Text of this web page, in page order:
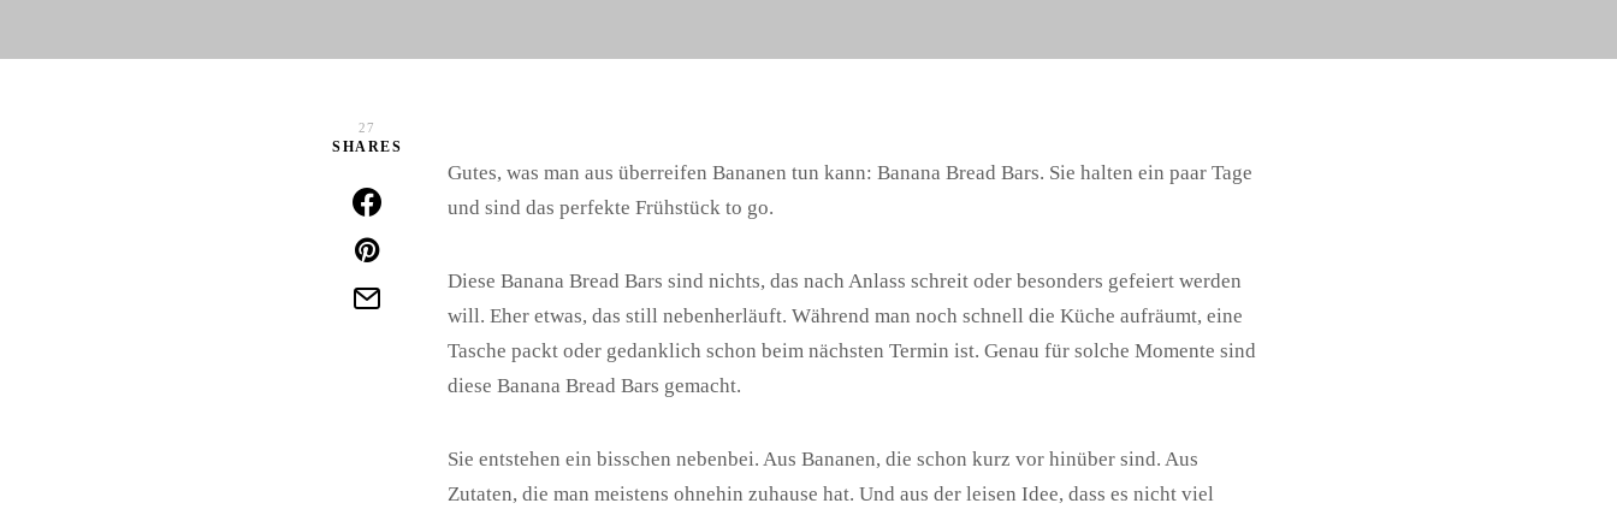
27
SHARES
Gutes, was man aus überreifen Bananen tun kann: Banana Bread Bars. Sie halten ein paar Tage
und sind das perfekte Frühstück to go.
Diese Banana Bread Bars sind nichts, das nach Anlass schreit oder besonders gefeiert werden
will. Eher etwas, das still nebenherläuft. Während man noch schnell die Küche aufräumt, eine
Tasche packt oder gedanklich schon beim nächsten Termin ist. Genau für solche Momente sind
diese Banana Bread Bars gemacht.
Sie entstehen ein bisschen nebenbei. Aus Bananen, die schon kurz vor hinüber sind. Aus
Zutaten, die man meistens ohnehin zuhause hat. Und aus der leisen Idee, dass es nicht viel